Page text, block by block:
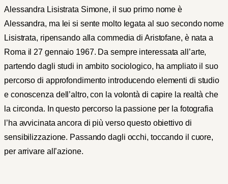
Alessandra Lisistrata Simone, il suo primo nome è
Alessandra, ma lei si sente molto legata al suo secondo nome
Lisistrata, ripensando alla commedia di Aristofane, è nata a
Roma il 27 gennaio 1967. Da sempre interessata all’arte,
partendo dagli studi in ambito sociologico, ha ampliato il suo
percorso di approfondimento introducendo elementi di studio
e conoscenza dell’altro, con la volontà di capire la realtà che
la circonda. In questo percorso la passione per la fotografia
l’ha avvicinata ancora di più verso questo obiettivo di
sensibilizzazione. Passando dagli occhi, toccando il cuore,
per arrivare all’azione.